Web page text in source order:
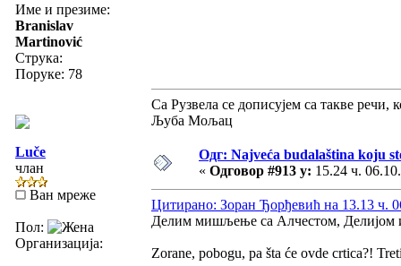
Име и презиме:
Branislav
Martinović
Струка:
Поруке: 78
Са Рузвела се дописујем са такве
Љуба Мољац
Luče
члан
Ван мреже
Пол:
Организација:
Одг: Najveća budalaština koju
« Одговор #913 у: 15.24 ч.
Цитирано: Зоран Ђорђевић на 13.13 ч.
Делим мишљење са Алчестом, Делијом
Zorane, pobogu, pa šta će ovde crtica?!